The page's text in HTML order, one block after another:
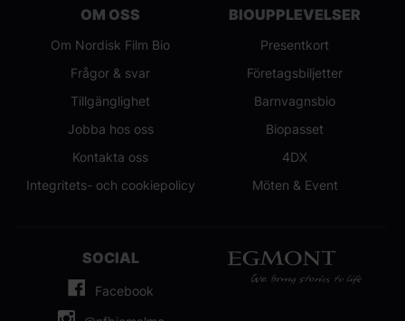
OM OSS
Om Nordisk Film Bio
Frågor & svar
Tillgänglighet
Jobba hos oss
Kontakta oss
Integritets- och cookiepolicy
BIOUPPLEVELSER
Presentkort
Företagsbiljetter
Barnvagnsbio
Biopasset
4DX
Möten & Event
SOCIAL
Facebook